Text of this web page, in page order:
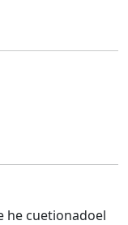
he cuetionadoel